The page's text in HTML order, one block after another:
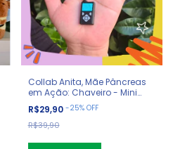
Collab Anita, Mãe Pâncreas
em Ação: Chaveiro - Mini
Bomba
R$29,90 -25% OFF
R$39,90